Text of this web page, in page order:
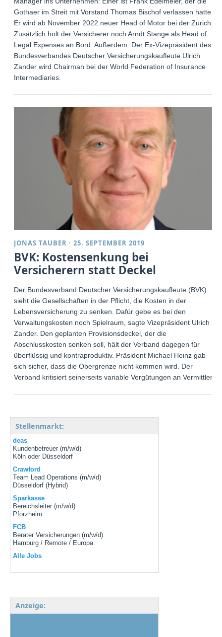
Gothaer im Streit mit Vorstand Thomas Bischof verlassen hatte.
Er wird ab November 2022 neuer Head of Motor bei der Zurich.
Zusätzlich holt der Versicherer noch Arndt Stange als Head of
Legal Expenses an Bord. Außerdem: Der Ex-Vizepräsident des
Bundesverbandes Deutscher Versicherungskaufleute Ulrich
Zander wird Chairman bei der World Federation of Insurance
Intermediaries.
JONAS TAUBER ·25. SEPTEMBER 2019
BVK: Kostensenkung bei
Versicherern statt Deckel
Der Bundesverband Deutscher Versicherungskaufleute (BVK)
sieht die Gesellschaften in der Pflicht, die Kosten in der
Lebensversicherung zu senken. Dafür gebe es bei den
Verwaltungskosten noch Spielraum, sagte Vizepräsident Ulrich
Zander. Den geplanten Provisionsdeckel, der die
Abschlusskosten senken soll, hält der Verband dagegen für
überflüssig und kontraproduktiv. Präsident Michael Heinz gab
sich sicher, dass die Obergrenze nicht kommen wird. Der
Verband kritisiert seinerseits variable Vergütungen an Vermittler.
Stellenmarkt:
deas
Kundenbetreuer (m/w/d)
Köln oder Düsseldorf
Crawford
Team Lead Operations (m/w/d)
Düsseldorf (Hybrid)
Sparkasse
Bereichsleiter (m/w/d)
Pforzheim
FCB
Berater Versicherungen (m/w/d)
Hamburg / Remote / Europa
Alle Jobs
Anzeige: